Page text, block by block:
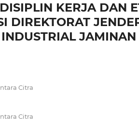
KERJA DAN
DIREKTORAT
Citra
Citra